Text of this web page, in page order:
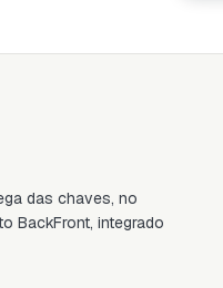
das chaves, no
BackFront, integrado